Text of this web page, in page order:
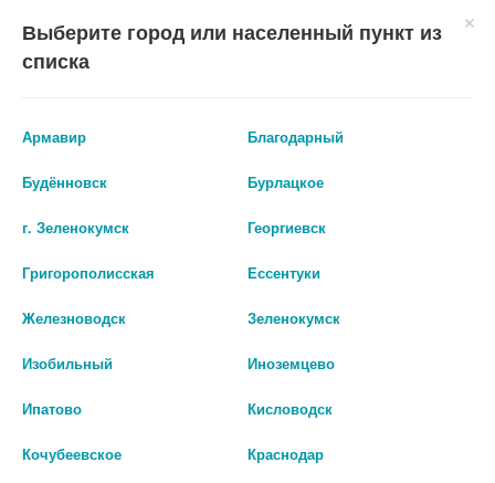
Выберите город или населенный пункт из
списка
Армавир Благодарный
Будённовск Бурлацкое
г. Зеленокумск Георгиевск
Григорополисская Ессентуки
Железноводск Зеленокумск
Изобильный Иноземцево
Ипатово Кисловодск
Кочубеевское Краснодар